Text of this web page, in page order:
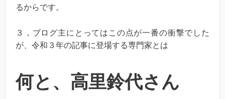
るからです。
３，ブログ主にとってはこの点が一番の衝撃でした
が、令和３年の記事に登場する専門家とは
何と、高里鈴代さん